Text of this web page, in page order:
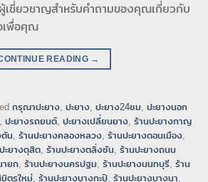
ผู้เชี่ยวชาญสำหรับคำถามของคุณเกี่ยวกับ
เพื่อคุณ
READING →
กรุณาปะยาง, ปะยาง, ปะยาง24ชม, ปะยางนอก
, ปะยางรถยนต์, ปะยางเปลี่ยนยาง, ร้านปะยางกาญ
ตัน, ร้านปะยางคลองหลวง, ร้านปะยางดอนเมือง,
ะยางดุสิต, ร้านปะยางตลิ่งชัน, ร้านปะยางถนน
ายก, ร้านปะยางนครปฐม, ร้านปะยางนนทบุรี, ร้าน
มิตรใหม่, ร้านปะยางบางกะปิ, ร้านปะยางบางนา,